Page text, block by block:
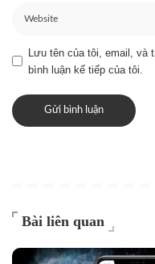
Lưu tên của tôi, email, và
bình luận kế tiếp của tôi.
Bài liên quan